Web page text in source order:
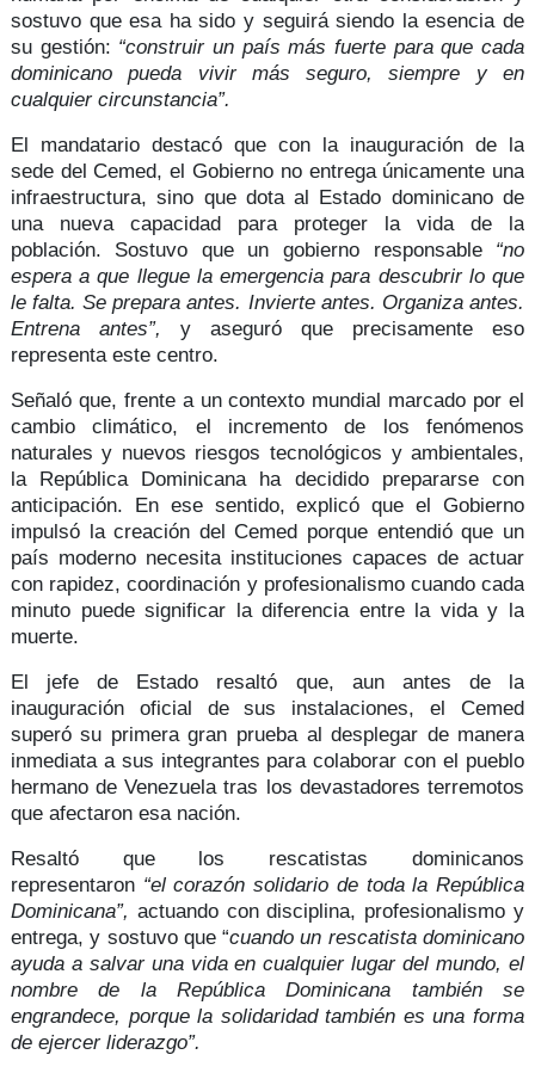
sostuvo que esa ha sido y seguirá siendo la esencia de
su gestión: “construir un país más fuerte para que cada
dominicano pueda vivir más seguro, siempre y en
cualquier circunstancia”.
El mandatario destacó que con la inauguración de la
sede del Cemed, el Gobierno no entrega únicamente una
infraestructura, sino que dota al Estado dominicano de
una nueva capacidad para proteger la vida de la
población. Sostuvo que un gobierno responsable “no
espera a que llegue la emergencia para descubrir lo que
le falta. Se prepara antes. Invierte antes. Organiza antes.
Entrena antes”, y aseguró que precisamente eso
representa este centro.
Señaló que, frente a un contexto mundial marcado por el
cambio climático, el incremento de los fenómenos
naturales y nuevos riesgos tecnológicos y ambientales,
la República Dominicana ha decidido prepararse con
anticipación. En ese sentido, explicó que el Gobierno
impulsó la creación del Cemed porque entendió que un
país moderno necesita instituciones capaces de actuar
con rapidez, coordinación y profesionalismocuando cada
minuto puede significar la diferencia entre la vida y la
muerte.
El jefe de Estado resaltó que, aun antes de la
inauguración oficial de sus instalaciones, el Cemed
superó su primera gran prueba aldesplegar de manera
inmediataa sus integrantes para colaborar con el pueblo
hermano de Venezuelatras los devastadores terremotos
que afectaron esa nación.
Resaltó que los rescatistas dominicanos
representaron “el corazón solidario de toda la República
Dominicana”, actuando condisciplina, profesionalismo y
entrega, y sostuvo que “cuando un rescatista dominicano
ayuda a salvar una vida en cualquier lugar del mundo, el
nombre de la República Dominicana también se
engrandece, porque la solidaridad también es una forma
de ejercer liderazgo”.